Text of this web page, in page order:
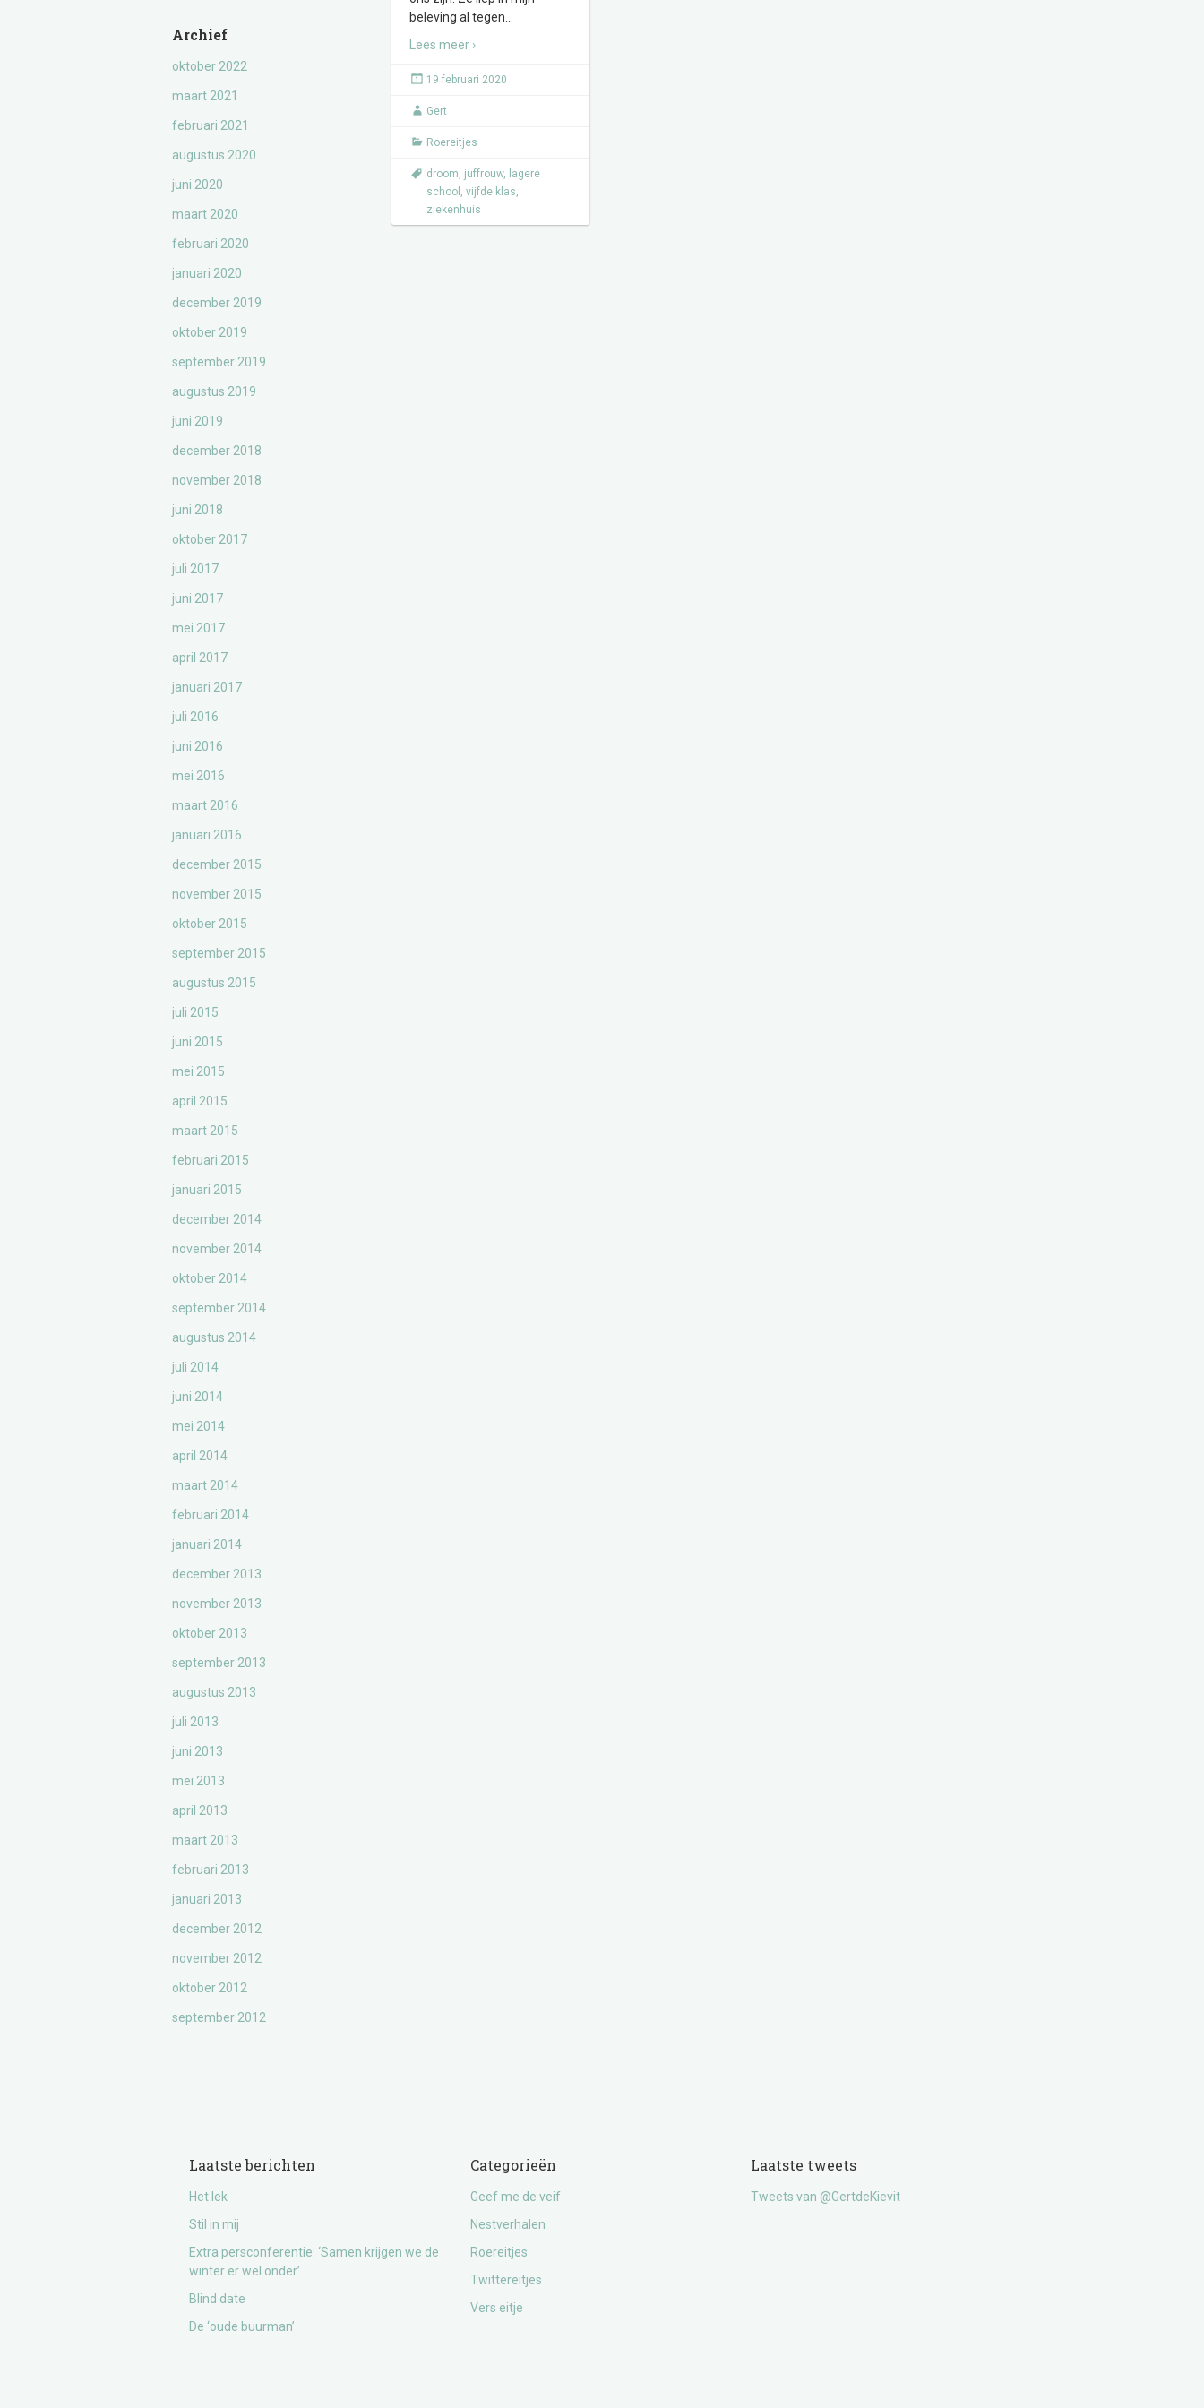
Archief
oktober 2022
maart 2021
februari 2021
augustus 2020
juni 2020
maart 2020
februari 2020
januari 2020
december 2019
oktober 2019
september 2019
augustus 2019
juni 2019
december 2018
november 2018
juni 2018
oktober 2017
juli 2017
juni 2017
mei 2017
april 2017
januari 2017
juli 2016
juni 2016
mei 2016
maart 2016
januari 2016
december 2015
november 2015
oktober 2015
september 2015
augustus 2015
juli 2015
juni 2015
mei 2015
april 2015
maart 2015
februari 2015
januari 2015
december 2014
november 2014
oktober 2014
september 2014
augustus 2014
juli 2014
juni 2014
mei 2014
april 2014
maart 2014
februari 2014
januari 2014
december 2013
november 2013
oktober 2013
september 2013
augustus 2013
juli 2013
juni 2013
mei 2013
april 2013
maart 2013
februari 2013
januari 2013
december 2012
november 2012
oktober 2012
september 2012
beleving al tegen
Lees meer ›
19 februari 2020
Gert
Roereitjes
droom, juffrouw, lagere
school , vijfde klas,
ziekenhuis
Laatste berichten
Het lek
Stil in mij
Extra persconferentie: ‘Samen krijgen we de
winter er wel onder’
Blind date
De ‘oude buurman’
Categorieën
Geef me de veif
Nestverhalen
Roereitjes
Twittereitjes
Vers eitje
Laatste tweets
Tweets van @GertdeKievit